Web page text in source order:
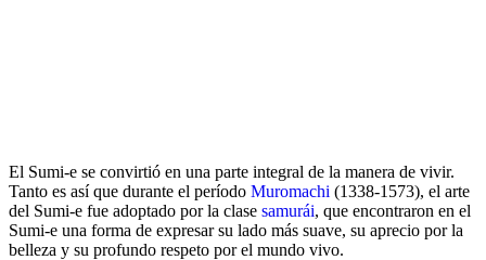
El Sumi-e se convirtió en una parte integral de la manera de vivir.
Tanto es así que durante el período Muromachi (1338-1573), el arte
del Sumi-e fue adoptado por la clase samurái, que encontraron en el
Sumi-e una forma de expresar su lado más suave, su aprecio por la
belleza y su profundo respeto por el mundo vivo.